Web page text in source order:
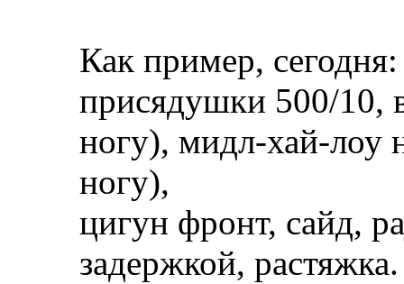
Как пример, сегодня:
присядушки 500/10,
ногу), мидл-хай-лоу
ногу),
цигун фронт, сайд,
задержкой, растяжка.